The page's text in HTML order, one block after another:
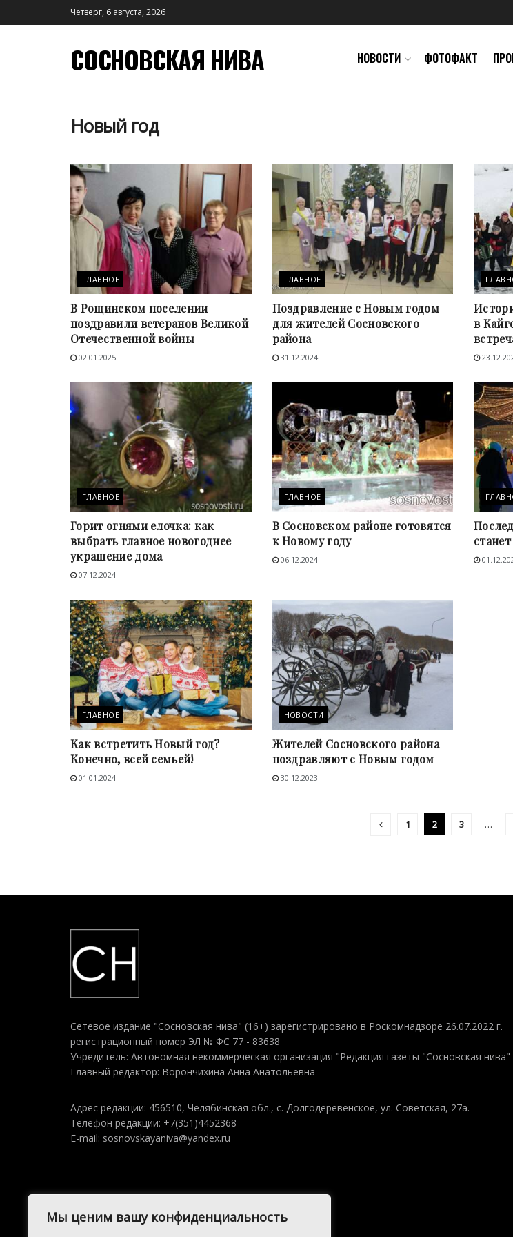
Мы ценим вашу конфиденциальность
Четверг, 6 августа, 2026
СОСНОВСКАЯ НИВА НОВОСТИ ФОТОФАКТ
Новый год
ГЛАВНОЕ
В Рощинском поселении
поздравили ветеранов Великой
Отечественной войны
02.01.2025
ГЛАВНОЕ
Поздравление с Новым годом
для жителей Сосновского
района
31.12.2024
в
ГЛАВНОЕ
Горит огнями елочка: как
выбрать главное новогоднее
украшение дома
07.12.2024
ГЛАВНОЕ
В Сосновском районе готовятся
к Новому году
06.12.2024
ГЛАВНОЕ
Как встретить Новый год?
Конечно, всей семьей!
01.01.2024
НОВОСТИ
Жителей Сосновского района
поздравляют с Новым годом
30.12.2023
1 2 3 …
Сетевое издание "Сосновская нива" (16+) зарегистрировано в Роскомнадзоре 26.07.2022 г.
регистрационный номер ЭЛ № ФС 77 - 83638
Учредитель: Автономная некоммерческая организация "Редакция газеты "Сосновская нива"
Главный редактор: Ворончихина Анна Анатольевна
Адрес редакции: 456510, Челябинская обл., с. Долгодеревенское, ул. Советская, 27а.
Телефон редакции: +7(351)4452368
E-mail: sosnovskayaniva@yandex.ru